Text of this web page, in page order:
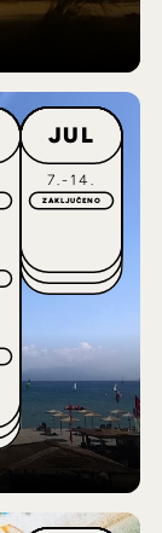
JUL
7.-14.
ZAKLJUČENO